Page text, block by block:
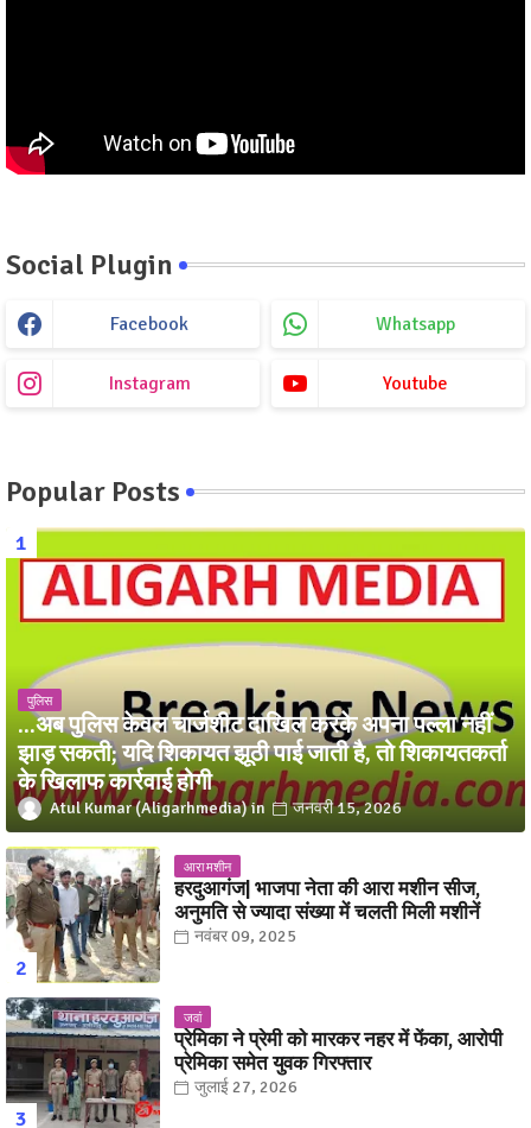
Social Plugin
Facebook Whatsapp
Instagram Youtube
Popular Posts
पुलिस
...अब पुलिस केवल चार्जशीट दाखिल करके अपना पल्ला नहीं
झाड़ सकती; यदि शिकायत झूठी पाई जाती है, तो शिकायतकर्ता
के खिलाफ कार्रवाई होगी
Atul Kumar (Aligarhmedia) जनवरी 15, 2026
आरा मशीन
हरदुआगंज| भाजपा नेता की आरा मशीन सीज,
अनुमति से ज्यादा संख्या में चलती मिली मशीनें
नवंबर 09, 2025
जवां
प्रेमिका ने प्रेमी को मारकर नहर में फेंका, आरोपी
प्रेमिका समेत युवक गिरफ्तार
जुलाई 27, 2026